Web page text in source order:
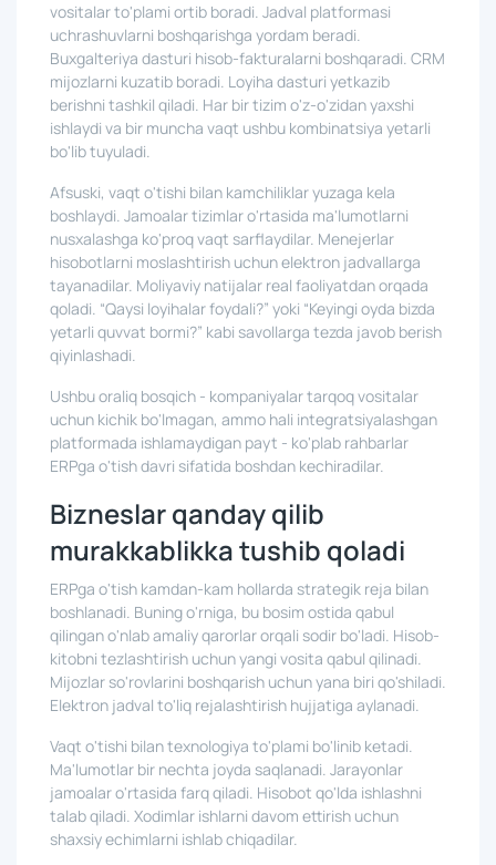
vositalar to'plami ortib boradi. Jadval platformasi
uchrashuvlarni boshqarishga yordam beradi.
Buxgalteriya dasturi hisob-fakturalarni boshqaradi. CRM
mijozlarni kuzatib boradi. Loyiha dasturi yetkazib
berishni tashkil qiladi. Har bir tizim o'z-o'zidan yaxshi
ishlaydi va bir muncha vaqt ushbu kombinatsiya yetarli
bo'lib tuyuladi.
Afsuski, vaqt o'tishi bilan kamchiliklar yuzaga kela
boshlaydi. Jamoalar tizimlar o'rtasida ma'lumotlarni
nusxalashga ko'proq vaqt sarflaydilar. Menejerlar
hisobotlarni moslashtirish uchun elektron jadvallarga
tayanadilar. Moliyaviy natijalar real faoliyatdan orqada
qoladi. “Qaysi loyihalar foydali?” yoki “Keyingi oyda bizda
yetarli quvvat bormi?” kabi savollarga tezda javob berish
qiyinlashadi.
Ushbu oraliq bosqich - kompaniyalar tarqoq vositalar
uchun kichik bo'lmagan, ammo hali integratsiyalashgan
platformada ishlamaydigan payt - ko'plab rahbarlar
ERPga o'tish davri sifatida boshdan kechiradilar.
Bizneslar qanday qilib
murakkablikka tushib qoladi
ERPga o'tish kamdan-kam hollarda strategik reja bilan
boshlanadi. Buning o'rniga, bu bosim ostida qabul
qilingan o'nlab amaliy qarorlar orqali sodir bo'ladi. Hisob-
kitobni tezlashtirish uchun yangi vosita qabul qilinadi.
Mijozlar so'rovlarini boshqarish uchun yana biri qo'shiladi.
Elektron jadval to'liq rejalashtirish hujjatiga aylanadi.
Vaqt o'tishi bilan texnologiya to'plami bo'linib ketadi.
Ma'lumotlar bir nechta joyda saqlanadi. Jarayonlar
jamoalar o'rtasida farq qiladi. Hisobot qo'lda ishlashni
talab qiladi. Xodimlar ishlarni davom ettirish uchun
shaxsiy echimlarni ishlab chiqadilar.